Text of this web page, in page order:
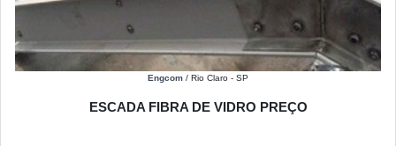
Engcom / Rio Claro - SP
ESCADA FIBRA DE VIDRO PREÇO